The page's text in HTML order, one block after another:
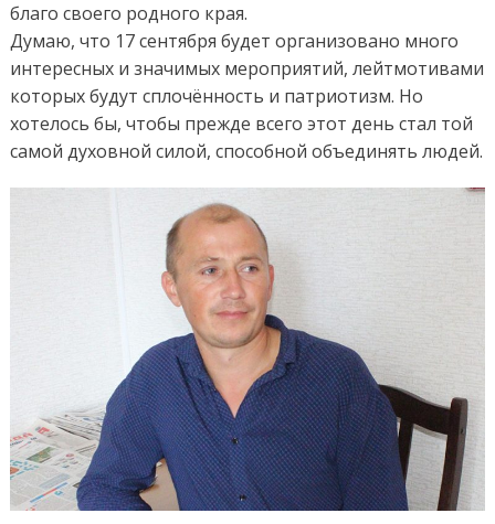
благо своего родного края.
Думаю, что 17 сентября будет организовано много
интересных и значимых мероприятий, лейтмотивами
которых будут сплочённость и патриотизм. Но
хотелось бы, чтобы прежде всего этот день стал той
самой духовной силой, способной объединять людей.